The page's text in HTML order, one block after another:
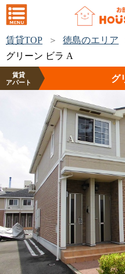
賃貸TOP 徳島のエリア
グリーン ビラ A
賃貸
アパート
グ